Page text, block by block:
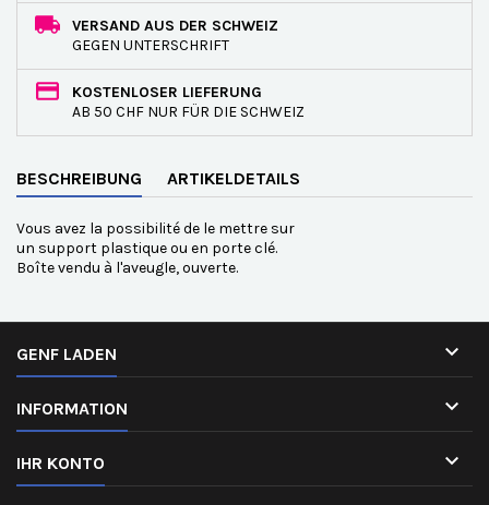
VERSAND AUS DER SCHWEIZ
GEGEN UNTERSCHRIFT
KOSTENLOSER LIEFERUNG
AB 50 CHF NUR FÜR DIE SCHWEIZ
BESCHREIBUNG ARTIKELDETAILS
Vous avez la possibilité de le mettre sur
un support plastique ou en porte clé.
Boîte vendu à l'aveugle, ouverte.
GENF LADEN 
INFORMATION 
IHR KONTO 